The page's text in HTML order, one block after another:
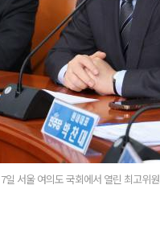
일 서울 여의도 국회에서 열린 최고위